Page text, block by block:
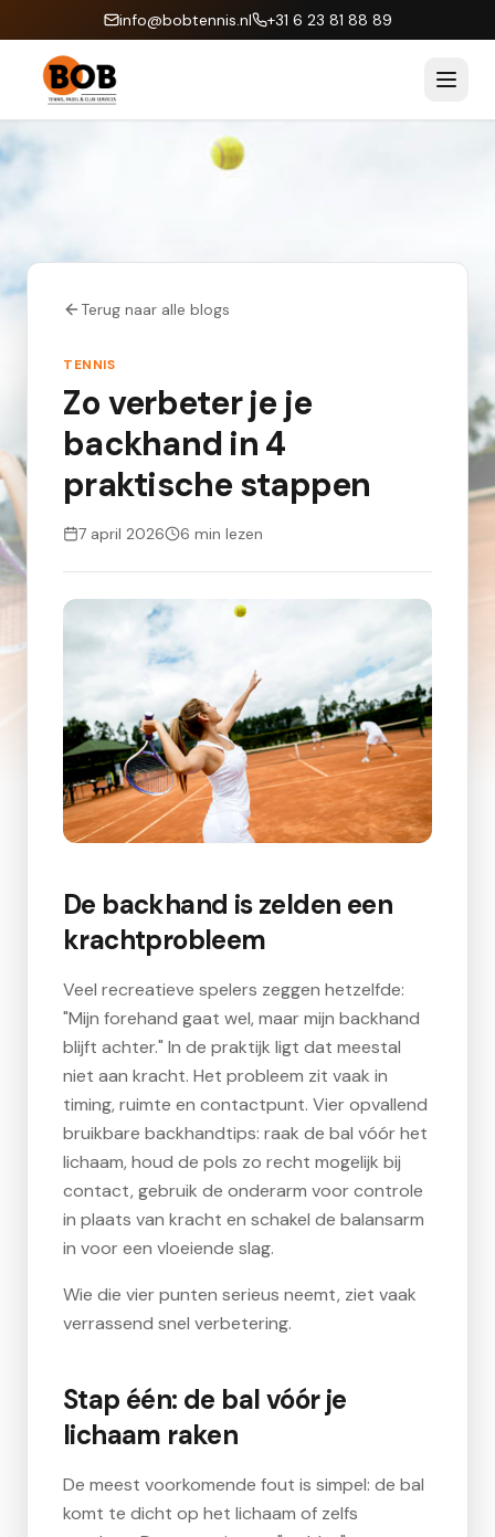
info@bobtennis.nl +31 6 23 81 88 89
Terug naar alle blogs
TENNIS
Zo verbeter je je
backhand in 4
praktische stappen
7 april 2026 6 min lezen
De backhand is zelden een
krachtprobleem
Veel recreatieve spelers zeggen hetzelfde:
"Mijn forehand gaat wel, maar mijn backhand
blijft achter." In de praktijk ligt dat meestal
niet aan kracht. Het probleem zit vaak in
timing, ruimte en contactpunt. Vier opvallend
bruikbare backhandtips: raak de bal vóór het
lichaam, houd de pols zo recht mogelijk bij
contact, gebruik de onderarm voor controle
in plaats van kracht en schakel de balansarm
in voor een vloeiende slag.
Wie die vier punten serieus neemt, ziet vaak
verrassend snel verbetering.
Stap één: de bal vóór je
lichaam raken
De meest voorkomende fout is simpel: de bal
komt te dicht op het lichaam of zelfs